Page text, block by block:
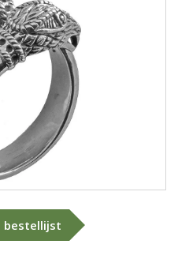
bestellijst